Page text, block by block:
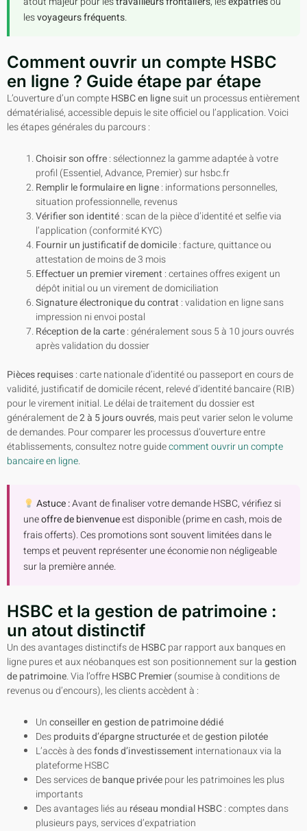
lesvoyageurs fréquents.
Comment ouvrir un compte HSBC
en ligne ? Guide étape par étape
L’ouverture d’un compteHSBC en lignesuit un processus entièrement
dématérialisé, accessible depuis le site officiel ou l’application. Voici
les étapes générales du parcours :
Choisir son offre: sélectionnez la gamme adaptée à votre
profil (Essentiel, Advance, Premier) sur hsbc.fr
Remplir le formulaire en ligne: informations personnelles,
situation professionnelle, revenus
Vérifier son identité: scan de la pièce d’identité et selfie via
l’application (conformité KYC)
Fournir un justificatif de domicile: facture, quittance ou
attestation de moins de 3 mois
Effectuer un premier virement : certaines offres exigent un
dépôt initial ou un virement de domiciliation
Signature électronique du contrat : validation en ligne sans
impression ni envoi postal
Réception de la carte: généralement sous 5 à 10 jours ouvrés
après validation du dossier
Pièces requises: carte nationale d’identité ou passeport en cours de
validité, justificatif de domicile récent, relevé d’identité bancaire (RIB)
pour le virement initial. Le délai de traitement du dossier est
généralement de2 à 5 jours ouvrés, mais peut varier selon le volume
de demandes. Pour comparer les processus d’ouverture entre
établissements, consultez notre guidecomment ouvrir un compte
bancaire en ligne.
Astuce :Avant de finaliser votre demande HSBC, vérifiez si
uneoffre de bienvenueest disponible (prime en cash, mois de
frais offerts). Ces promotions sont souvent limitées dans le
temps et peuvent représenter une économie non négligeable
sur la première année.
HSBC et la gestion de patrimoine :
un atout distinctif
Un des avantages distinctifs deHSBCpar rapport aux banques en
ligne pures et aux néobanques est son positionnement sur lagestion
de patrimoine. Via l’offreHSBC Premier(soumise à conditions de
revenus ou d’encours), les clients accèdent à :
Unconseiller en gestion de patrimoine dédié
Desproduits d’épargne structuréeet degestion pilotée
L’accès à desfonds d’investissement internationaux via la
plateforme HSBC
Des services debanque privéepour les patrimoines les plus
importants
Des avantages liés au réseau mondial HSBC: comptes dans
plusieurs pays, services d’expatriation